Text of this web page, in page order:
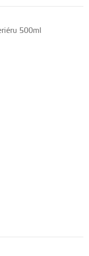
500ml